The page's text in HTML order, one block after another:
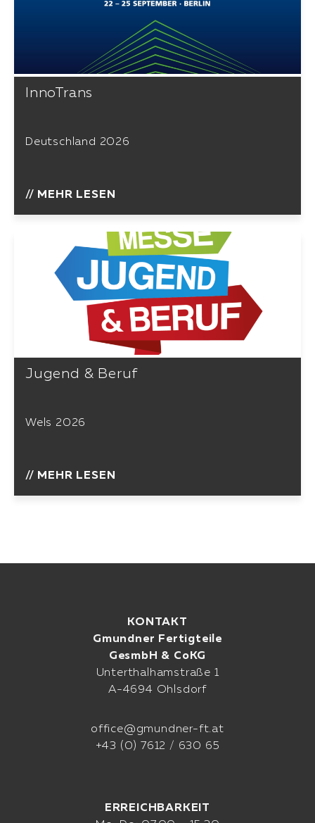
InnoTrans
Deutschland 2026
// MEHR LESEN
Jugend & Beruf
Wels 2026
// MEHR LESEN
KONTAKT
Gmundner Fertigteile
GesmbH & CoKG
Unterthalhamstraße 1
A-4694 Ohlsdorf
office@gmundner-ft.at
+43 (0) 7612 / 630 65
ERREICHBARKEIT